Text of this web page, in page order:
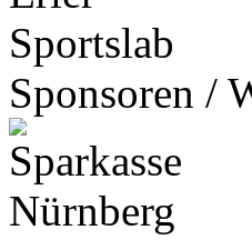
Sponsoren /